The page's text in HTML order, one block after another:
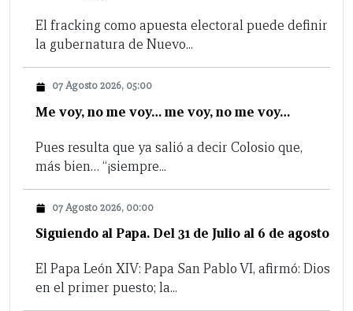
El fracking como apuesta electoral puede definir
la gubernatura de Nuevo...
07 Agosto 2026, 05:00
Me voy, no me voy… me voy, no me voy…
Pues resulta que ya salió a decir Colosio que,
más bien… “¡siempre...
07 Agosto 2026, 00:00
Siguiendo al Papa. Del 31 de Julio al 6 de agosto
El Papa León XIV: Papa San Pablo VI, afirmó: Dios
en el primer puesto; la...